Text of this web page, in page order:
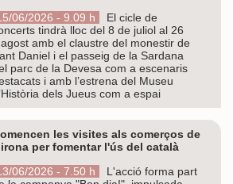
06/2026 - 9.09 h
El cicle de
tindrà lloc del 8 de juliol al 26
amb el claustre del monestir de
Daniel i el passeig de la Sardana
parc de la Devesa com a escenaris
i amb l’estrena del Museu
dels Jueus com a espai
les visites als comerços de
per fomentar l'ús del català
06/2026 - 7.50 h
L'acció forma part